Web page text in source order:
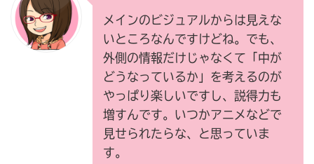
メインのビジュアルからは見えな
いところなんですけどね。でも、
外側の情報だけじゃなくて「中が
どうなっているか」を考えるのが
やっぱり楽しいですし、説得力も
増すんです。いつかアニメなどで
見せられたらな、と思っていま
す。